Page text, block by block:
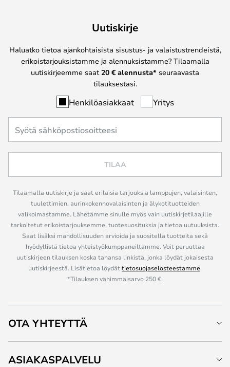
Uutiskirje
Haluatko tietoa ajankohtaisista sisustus- ja valaistustrendeistä,
erikoistarjouksistamme ja alennuksistamme? Tilaamalla
uutiskirjeemme saat 20 € alennusta* seuraavasta
tilauksestasi.
Henkilöasiakkaat Yritys
TILAA
Tilaamalla uutiskirje ja saat erilaisia tarjouksia lamppujen, valaisinten,
tuulettimien, aurinkokennovalaisinten ja älykotituotteiden
valikoimastamme. Lähetämme sinulle myös vain uutiskirjetilaajille
tarkoitetut erikoistarjouksemme, tuotesuosituksia ja tietoa uutuuksista.
Saat lisäksi mahdollisuuden arvioida ja suositella tuotteita sekä
hyödyllistä tietoa yhteistyökumppaneiltamme. Voit peruuttaa
uutiskirjeen tilauksen koska tahansa linkistä, jonka löydät jokaisesta
uutiskirjeestä. Lisätietoa löydättietosuojaselosteestamme.
*Tilauksen vähimmäisarvo 250 €.
OTA YHTEYTTÄ
ASIAKASPALVELU